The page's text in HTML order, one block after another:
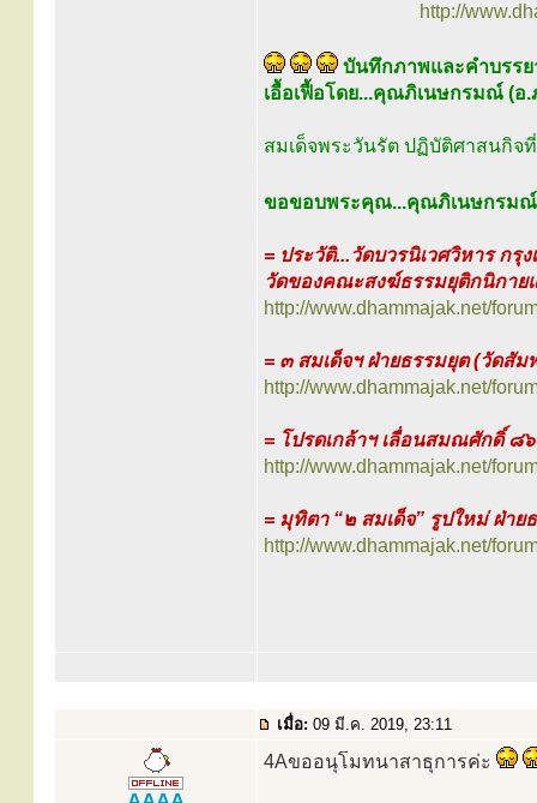
http://
บันทึกภาพและคำบรร
เอื้อเฟื้อโดย...คุณภิเนษกรมณ์ (อ.
สมเด็จพระวันรัต ปฏิบัติศาสนกิจ
ขอขอบพระคุณ...คุณภิเนษกรมณ์
= ประวัติ...วัดบวรนิเวศวิหาร กรุ
วัดของคณะสงฆ์ธรรมยุติกนิกาย
http://www.dhammajak.net/
= ๓ สมเด็จฯ ฝ่ายธรรมยุต (วัดสั
http://www.dhammajak.net/
= โปรดเกล้าฯ เลื่อนสมณศักดิ์ ๘
http://www.dhammajak.net/
= มุทิตา “๒ สมเด็จ” รูปใหม่ ฝ่าย
http://www.dhammajak.net/
เมื่อ: 09 มี.ค. 2019, 23:11
4Aขออนุโมทนาสาธุการค่ะ